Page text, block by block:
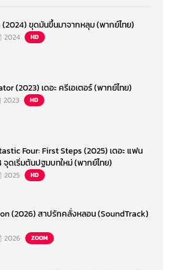
ขุดมันขึ้นมาจากหลุม (พากย์ไทย)
2024 HD
(2023) เดอะ ครีเอเตอร์ (พากย์ไทย)
2023 HD
Four: First Steps (2025) เดอะ แฟน
ดเริ่มต้นปฐมบทใหม่ (พากย์ไทย)
2025 HD
(2026) สาปรักคลั่งหลอน (SoundTrack)
2026 ZOOM